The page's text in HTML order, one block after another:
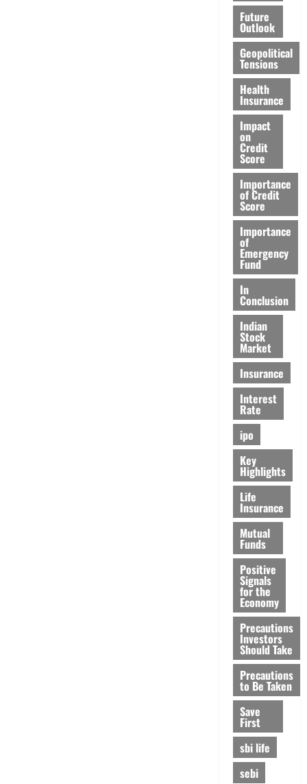
Future
Outlook
Geopolitical
Tensions
Health
Insurance
Impact
on
Credit
Score
Importance
of Credit
Score
Importance
of
Emergency
Fund
In
Conclusion
Indian
Stock
Market
Insurance
Interest
Rate
ipo
Key
Highlights
Life
Insurance
Mutual
Funds
Positive
Signals
for the
Economy
Precautions
Investors
Should Take
Precautions
to Be Taken
Save
First
sbi life
sebi